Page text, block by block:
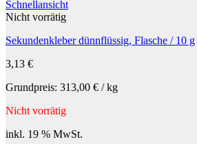
Schnellansicht
Nicht vorrätig
Sekundenkleber dünnflüssig, Flasche / 10 g
3,13 €
Grundpreis: 313,00 € /kg
Nicht vorrätig
inkl. 19 % MwSt.